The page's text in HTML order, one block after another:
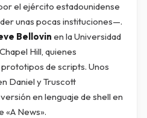
el ejército estadounidense
unas pocas instituciones—.
Bellovin en la Universidad
Hill, quienes
de scripts. Unos
Daniel y Truscott
en lenguaje de shell en
«A News».